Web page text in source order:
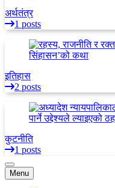
अर्थतंत्र
1 posts
इतिहास
2 posts
कुटनीति
1 posts
Menu